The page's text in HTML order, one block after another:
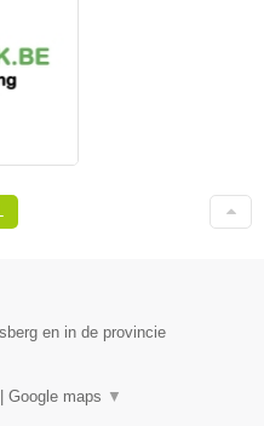
en in de provincie
Google maps ▼